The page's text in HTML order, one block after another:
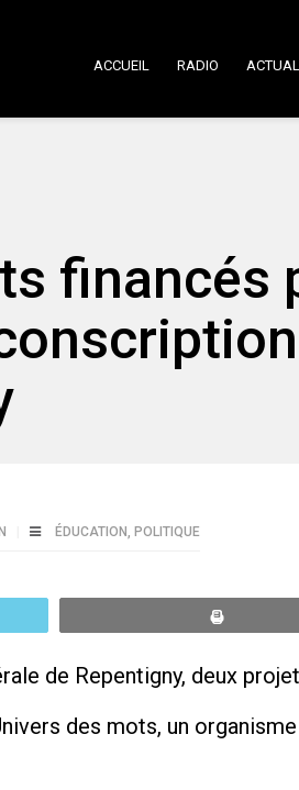
ACCUEIL RADIO
financés
ÉDUCATION, POLITIQUE
de Repentigny, deux
des mots, un